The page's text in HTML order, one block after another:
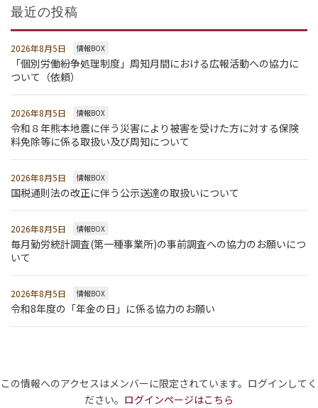
最近の投稿
2026年8月5日 情報BOX
「個別労働紛争処理制度」周知月間における広報活動への協力に
ついて（依頼）
2026年8月5日 情報BOX
令和８年熊本地震に伴う災害により被害を受けた方に対する保険
料免除等に係る取扱い及び周知について
2026年8月5日 情報BOX
国税通則法の改正に伴う公示送達の取扱いについて
2026年8月5日 情報BOX
毎月勤労統計調査(第一種事業所)の事前調査への協力のお願いにつ
いて
2026年8月5日 情報BOX
令和8年度の「年金の日」に係る協力のお願い
この情報へのアクセスはメンバーに限定されています。ログインしてく
ださい。 ログインページはこちら